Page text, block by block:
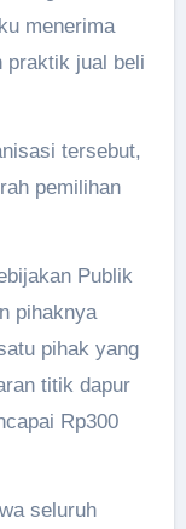
menerima
praktik jual beli
tersebut,
pemilihan
Publik
pihaknya
pihak yang
titik dapur
Rp300
seluruh